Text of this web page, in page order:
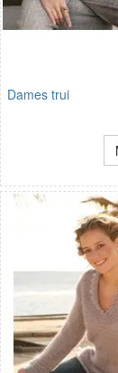
Dames trui